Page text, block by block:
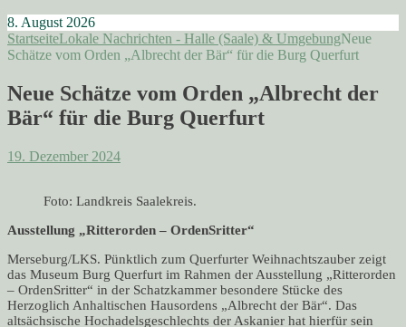
8. August 2026
StartseiteLokale Nachrichten - Halle (Saale) & UmgebungNeue
Schätze vom Orden „Albrecht der Bär“ für die Burg Querfurt
Neue Schätze vom Orden „Albrecht der
Bär“ für die Burg Querfurt
19. Dezember 2024
Foto: Landkreis Saalekreis.
Ausstellung „Ritterorden – OrdenSritter“
Merseburg/LKS. Pünktlich zum Querfurter Weihnachtszauber zeigt
das Museum Burg Querfurt im Rahmen der Ausstellung „Ritterorden
– OrdenSritter“ in der Schatzkammer besondere Stücke des
Herzoglich Anhaltischen Hausordens „Albrecht der Bär“. Das
altsächsische Hochadelsgeschlechts der Askanier hat hierfür sein